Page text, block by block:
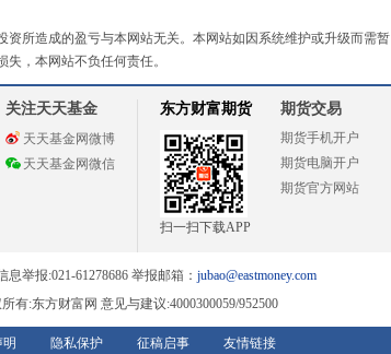
所造成的盈亏与本网站无关。本网站如因系统维护或升级而需暂
，本网站不负任何责任。
关注天天基金
天天基金网微博
天天基金网微信
东方财富期货
扫一扫下载APP
期货交易
期货手机开户
期货电脑开户
期货官方网站
举报:021-61278686 举报邮箱： jubao@eastmoney.com
有:东方财富网 意见与建议:4000300059/952500
隐私保护 征稿启事 友情链接